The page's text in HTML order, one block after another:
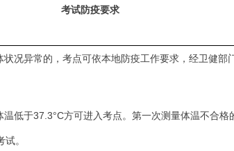
考试防疫要求
况异常的，考点可依本地防疫工作要求，经卫健部
低于37.3°C方可进入考点。第一次测量体温不合格
。